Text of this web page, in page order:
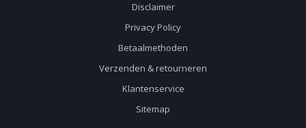
Disclaimer
Privacy Policy
Betaalmethoden
Verzenden & retourneren
Klantenservice
Sitemap